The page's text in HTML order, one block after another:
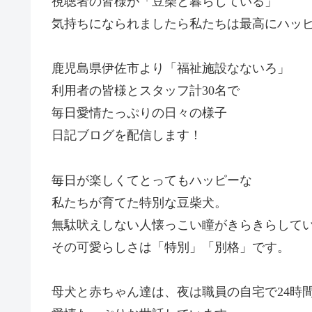
気持ちになられましたら私たちは最高にハッ
鹿児島県伊佐市より「福祉施設なないろ」
利用者の皆様とスタッフ計30名で
毎日愛情たっぷりの日々の様子
日記ブログを配信します！
毎日が楽しくてとってもハッピーな
私たちが育てた特別な豆柴犬。
無駄吠えしない人懐っこい瞳がきらきらして
その可愛らしさは「特別」「別格」です。
母犬と赤ちゃん達は、夜は職員の自宅で24時